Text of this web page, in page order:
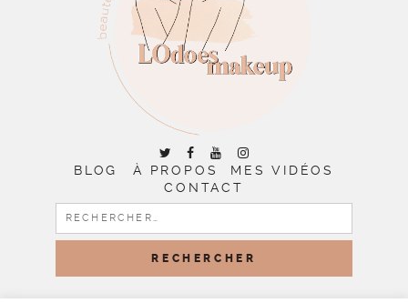
BLOG À PROPOS
MES VIDÉOS
CONTACT
RECHERCHER :